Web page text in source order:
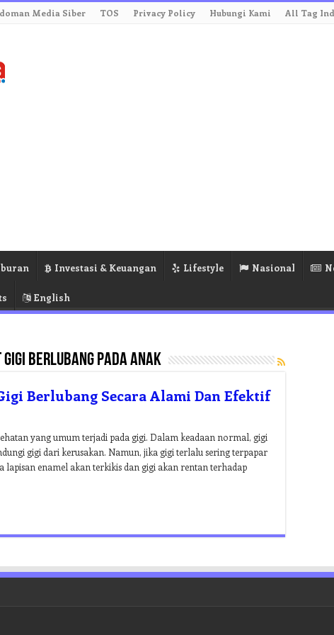
Media Siber TOS Privacy Policy Hubungi Kami All Tag
Investasi & Keuangan Lifestyle Nasional
English
berlubang pada anak
Berlubang Secara Alami Dan Efektif
yang umum terjadi pada gigi. Dalam keadaan normal, gigi
gigi dari kerusakan. Namun, jika gigi terlalu sering terpapar
enamel akan terkikis dan gigi akan rentan terhadap